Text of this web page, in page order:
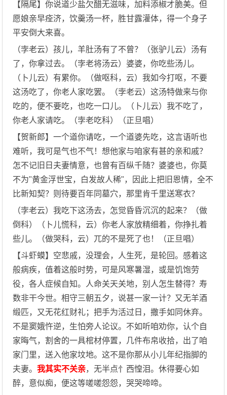
【隔尾】你说道少盐欠醋无滋味，加料添椒才脆美。但
愿娘亲早痊济，饮羹汤一杯，胜甘露灌体，得一个身子
平安倒大来喜。
（孛老云）孩儿，羊肚汤有了不曾？（张驴儿云）汤有
了，你拿过去。（孛老将汤云）婆婆，你吃些汤儿。
（卜儿云）有累你。（做呕科，云）我如今打呕，不要
这汤吃了，你老人家吃罢。（孛老云）这汤特做来与你
吃的，便不要吃，也吃一口儿。（卜儿云）我不吃了，
你老人家请吃。（孛老吃科）（正旦唱）
【贺新郎】一个道你请吃，一个道婆先吃，这言语听也
难听，我可是气也不气！想他家与咱家有甚的亲和戚？
怎不记旧日夫妻情意，也曾有百纵千随？婆婆也，你莫
不为"黄金浮世宝，白发故人稀"，因此上把旧恩情，全不
比新知契？则待要百年同墓穴，那里肯千里送寒衣？
（孛老云）我吃下这汤去，怎觉昏昏沉沉的起来？（做
倒科）（卜儿慌科，云）你老人家放精细着，你挣扎着
些儿。（做哭科，云）兀的不是死了也！（正旦唱）
【斗虾蟆】空悲戚，没理会，人生死，是轮回。感着这
般病疾，值着这般时势，可是风寒暑湿，或是饥饱劳
役，各人症候自知。人命关天关地，别人怎生替得？寿
数非干今世。相守三朝五夕，说甚一家一计？又无羊酒
缎匹，又无花红财礼；把手为活过日，撒手如同休弃。
不是窦娥忤逆，生怕旁人论议。不如听咱劝你，认个自
家晦气，割舍的一具棺材停置，几件布帛收拾，出了咱
家门里，送入他家坟地。这不是你那从小儿年纪指脚的
夫妻。我其实不关亲，无半点忄西惶泪。休得要心如
醉，意似痴，便这等嗟嗟怨怨，哭哭啼啼。